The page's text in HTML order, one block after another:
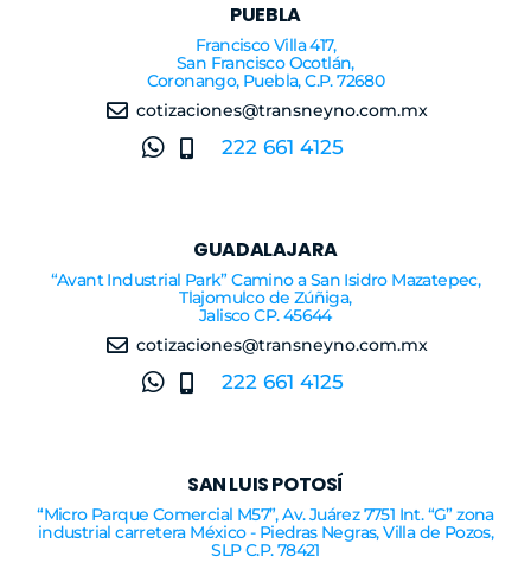
PUEBLA
Francisco Villa 417,
San Francisco Ocotlán,
Coronango, Puebla, C.P. 72680
cotizaciones@transneyno.com.mx
222 661 4125
GUADALAJARA
“Avant Industrial Park” Camino a San Isidro Mazatepec,
Tlajomulco de Zúñiga,
Jalisco CP. 45644
cotizaciones@transneyno.com.mx
222 661 4125
SAN LUIS POTOSÍ
“Micro Parque Comercial M57”, Av. Juárez 7751 Int. “G” zona
industrial carretera México - Piedras Negras, Villa de Pozos,
SLP C.P. 78421